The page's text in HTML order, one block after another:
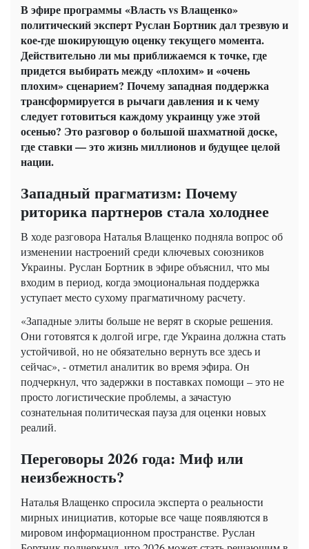
В эфире программы «Власть vs Влащенко»
политический эксперт Руслан Бортник дал трезвую и
кое-где шокирующую оценку текущего момента.
Действительно ли мы приближаемся к точке, где
придется выбирать между «плохим» и «очень
плохим» сценарием? Почему западная поддержка
трансформируется в рычаги давления и к чему
следует готовиться каждому украинцу уже этой
осенью? Это разговор о большой шахматной доске,
где ставки — это жизнь миллионов и будущее целой
нации.
Западный прагматизм: Почему
риторика партнеров стала холоднее
В ходе разговора Наталья Влащенко подняла вопрос об
изменении настроений среди ключевых союзников
Украины. Руслан Бортник в эфире объяснил, что мы
входим в период, когда эмоциональная поддержка
уступает место сухому прагматичному расчету.
«Западные элиты больше не верят в скорые решения.
Они готовятся к долгой игре, где Украина должна стать
устойчивой, но не обязательно вернуть все здесь и
сейчас», - отметил аналитик во время эфира. Он
подчеркнул, что задержки в поставках помощи – это не
просто логистические проблемы, а зачастую
сознательная политическая пауза для оценки новых
реалий.
Переговоры 2026 года: Миф или
неизбежность?
Наталья Влащенко спросила эксперта о реальности
мирных инициатив, которые все чаще появляются в
мировом информационном пространстве. Руслан